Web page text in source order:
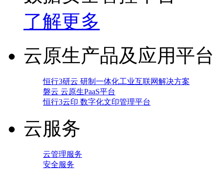
了解更多
云原生产品及应用平台
恒行3研云 研制一体化工业互联网解决方案
磐云 云原生PaaS平台
恒行3云印 数字化文印管理平台
云服务
云管理服务
安全服务